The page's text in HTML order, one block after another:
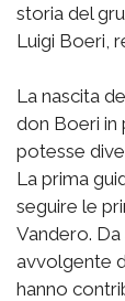
storia del
Luigi Boeri,
La nascita
don Boeri in
potesse
La prima
seguire le
Vandero.
avvolgente
hanno